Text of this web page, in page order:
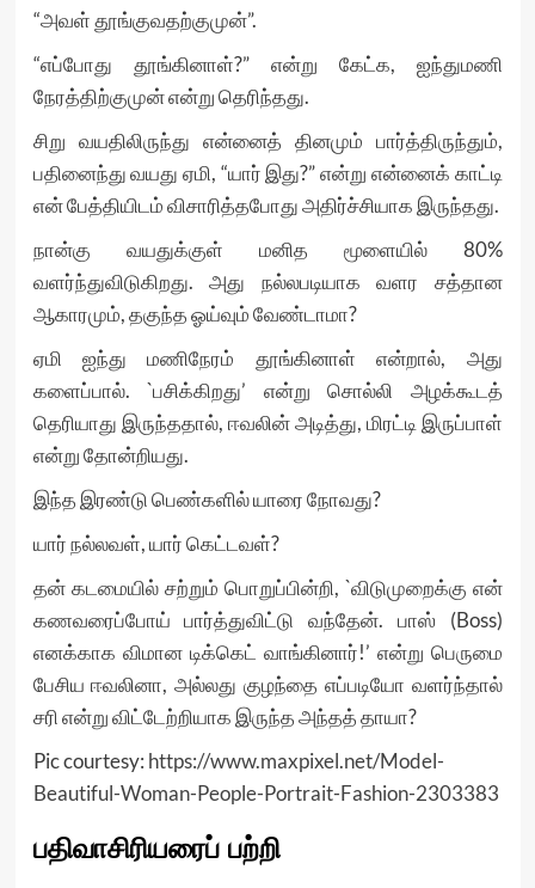
“அவள் தூங்குவதற்குமுன்”.
“எப்போது தூங்கினாள்?” என்று கேட்க, ஐந்துமணி
நேரத்திற்குமுன் என்று தெரிந்தது.
சிறு வயதிலிருந்து என்னைத் தினமும் பார்த்திருந்தும்,
பதினைந்து வயது ஏமி, “யார் இது?” என்று என்னைக் காட்டி
என் பேத்தியிடம் விசாரித்தபோது அதிர்ச்சியாக இருந்தது.
நான்கு வயதுக்குள் மனித மூளையில் 80%
வளர்ந்துவிடுகிறது. அது நல்லபடியாக வளர சத்தான
ஆகாரமும், தகுந்த ஓய்வும் வேண்டாமா?
ஏமி ஐந்து மணிநேரம் தூங்கினாள் என்றால், அது
களைப்பால். `பசிக்கிறது’ என்று சொல்லி அழக்கூடத்
தெரியாது இருந்ததால், ஈவலின் அடித்து, மிரட்டி இருப்பாள்
என்று தோன்றியது.
இந்த இரண்டு பெண்களில் யாரை நோவது?
யார் நல்லவள், யார் கெட்டவள்?
தன் கடமையில் சற்றும் பொறுப்பின்றி, `விடுமுறைக்கு என்
கணவரைப்போய் பார்த்துவிட்டு வந்தேன். பாஸ் (Boss)
எனக்காக விமான டிக்கெட் வாங்கினார்!’ என்று பெருமை
பேசிய ஈவலினா, அல்லது குழந்தை எப்படியோ வளர்ந்தால்
சரி என்று விட்டேற்றியாக இருந்த அந்தத் தாயா?
Pic courtesy: https://www.maxpixel.net/Model-
Beautiful-Woman-People-Portrait-Fashion-2303383
பதிவாசிரியரைப் பற்றி